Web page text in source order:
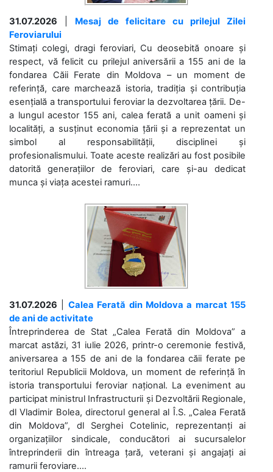
31.07.2026
Mesaj de felicitare cu prilejul Zilei
Feroviarului
Stimați colegi, dragi feroviari, Cu deosebită onoare și
respect, vă felicit cu prilejul aniversării a 155 ani de la
fondarea Căii Ferate din Moldova – un moment de
referință, care marchează istoria, tradiția și contribuția
esențială a transportului feroviar la dezvoltarea țării. De-
a lungul acestor 155 ani, calea ferată a unit oameni și
localități, a susținut economia țării și a reprezentat un
simbol al responsabilității, disciplinei și
profesionalismului. Toate aceste realizări au fost posibile
datorită generațiilor de feroviari, care și-au dedicat
munca și viața acestei ramuri....
31.07.2026
Calea Ferată din Moldova a marcat 155
de ani de activitate
Întreprinderea de Stat „Calea Ferată din Moldova” a
marcat astăzi, 31 iulie 2026, printr-o ceremonie festivă,
aniversarea a 155 de ani de la fondarea căii ferate pe
teritoriul Republicii Moldova, un moment de referință în
istoria transportului feroviar național. La eveniment au
participat ministrul Infrastructurii și Dezvoltării Regionale,
dl Vladimir Bolea, directorul general al Î.S. „Calea Ferată
din Moldova”, dl Serghei Cotelinic, reprezentanți ai
organizațiilor sindicale, conducători ai sucursalelor
întreprinderii din întreaga țară, veterani și angajați ai
ramurii feroviare....